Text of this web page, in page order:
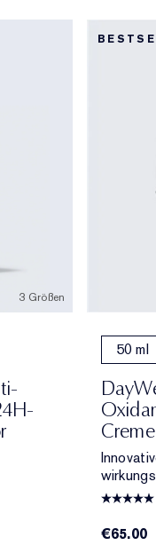
3 Größen
50 ml
Creme
€65.00